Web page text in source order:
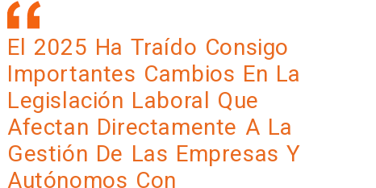
El 2025 Ha Traí­do Consigo
Importantes Cambios En La
Legislación Laboral Que
Afectan Directamente A La
Gestión De Las Empresas Y
Autónomos Con